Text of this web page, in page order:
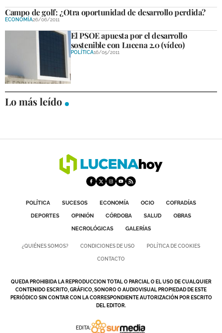
Campo de golf: ¿Otra oportunidad de desarrollo perdida?
ECONOMÍA26/06/2011
El PSOE apuesta por el desarrollo
sostenible con Lucena 2.0 (vídeo)
POLÍTICA16/05/2011
Lo más leído
POLÍTICA SUCESOS ECONOMÍA OCIO
COFRADÍAS
DEPORTES
OPINIÓN CÓRDOBA SALUD
OBRAS
NECROLÓGICAS
GALERÍAS
¿QUIÉNES SOMOS? CONDICIONES DE USO POLÍTICA DE COOKIES
CONTACTO
QUEDA PROHIBIDA LA REPRODUCCION TOTAL O PARCIAL O EL USO DE CUALQUIER
CONTENIDO ESCRITO, GRÁFICO, SONORO O AUDIOVISUAL PROPIEDAD DE ESTE
PERIÓDICO SIN CONTAR CON LA CORRESPONDIENTE AUTORIZACIÓN POR ESCRITO
DEL EDITOR.
EDITA: